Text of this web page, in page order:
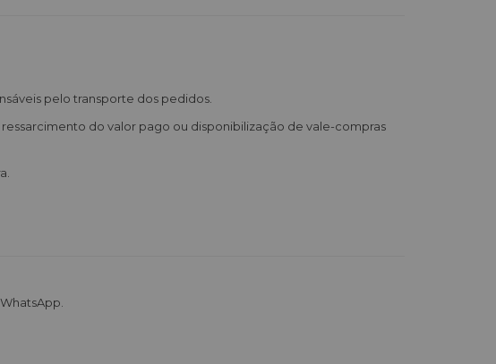
pelo transporte dos pedidos.
do valor pago ou disponibilização de vale-compras